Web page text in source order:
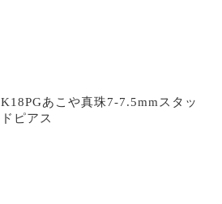
K18PGあこや真珠7-7.5mmスタッ
ドピアス